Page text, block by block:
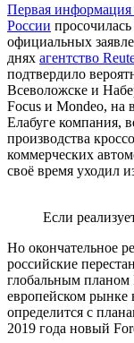
Первая
России
официальных
днях агентство
подтвердило
Всеволожске и
Focus и Mondeo, на
Елабуге компания,
производства
коммерческих
своё время уходил
Если
Но окончательное
российские
глобальным планом
европейском рынке
определится с
2019 года новый